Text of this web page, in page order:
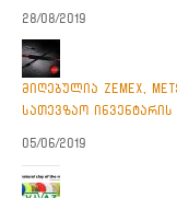
28/08/2019
მიღებულია ZEMEX,
სათევზაო
05/06/2019